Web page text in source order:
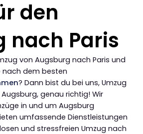
den
nach Paris
von Augsburg nach Paris und
nach dem besten
? Dann bist du bei uns, Umzug
genau richtig! Wir
in und um Augsburg
umfassende Dienstleistungen
und stressfreien Umzug nach